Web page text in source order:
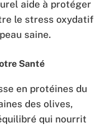
aide à protéger
le stress oxydatif
saine.
Santé
en protéines du
des olives,
qui nourrit